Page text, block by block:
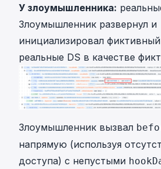
У злоумышленника:
Злоумышленник развернул и
инициализировал
реальные DS в качестве
Злоумышленник вызвал
напрямую (используя
доступа) с непустыми